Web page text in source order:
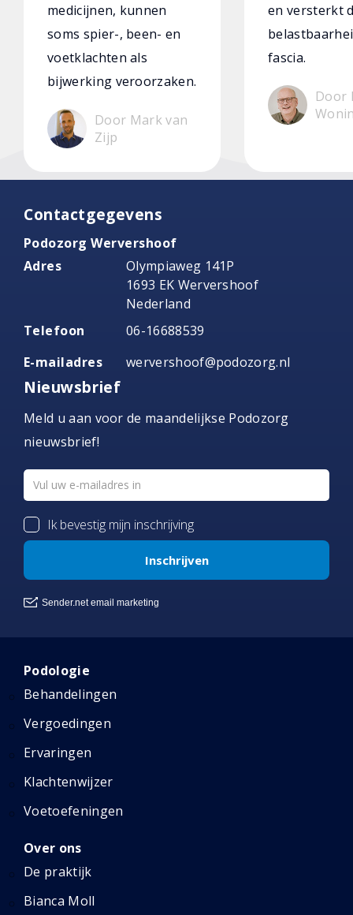
medicijnen, kunnen
soms spier-, been- en
voetklachten als
bijwerking veroorzaken.
Door Mark van
Zijp
en versterkt
fascia.
Door
Contactgegevens
Podozorg Wervershoof
Adres
Olympiaweg 141P
1693 EK Wervershoof
Nederland
Telefoon
06-16688539
E-mailadres
wervershoof@podozorg.nl
Nieuwsbrief
Meld u aan voor de maandelijkse Podozorg
nieuwsbrief!
Podologie
Behandelingen
Vergoedingen
Ervaringen
Klachtenwijzer
Voetoefeningen
Over ons
De praktijk
Bianca Moll